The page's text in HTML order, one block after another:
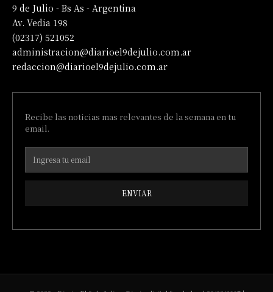
9 de Julio - Bs As - Argentina
Av. Vedia 198
(02317) 521052
administracion@diarioel9dejulio.com.ar
redaccion@diarioel9dejulio.com.ar
Recibe las noticias mas relevantes de la semana en tu
email.
ENVIAR